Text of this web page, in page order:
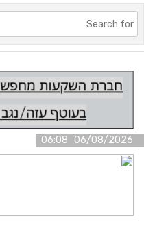
06/08/2026 06:08